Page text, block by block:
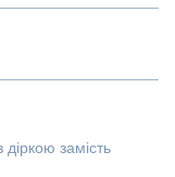
замість